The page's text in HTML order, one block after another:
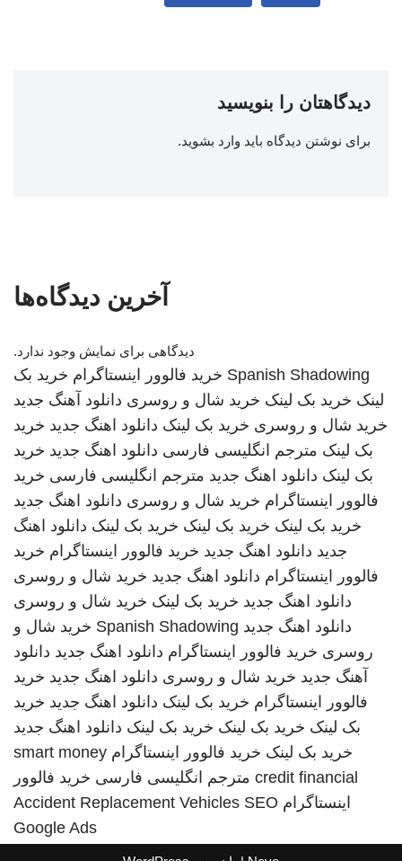
دیدگاهتان را بنویسید
برای نوشتن دیدگاه باید وارد بشوید.
آخرین دیدگاه‌ها
دیدگاهی برای نمایش وجود ندارد.
Spanish Shadowing خرید فالوور اینستاگرام خرید بک
لینک خرید بک لینک خرید شال و روسری دانلود آهنگ جدید
خرید شال و روسری خرید بک لینک دانلود اهنگ جدید خرید
بک لینک مترجم انگلیسی فارسی دانلود اهنگ جدید خرید
بک لینک دانلود اهنگ جدید مترجم انگلیسی فارسی خرید
فالوور اینستاگرام خرید شال و روسری دانلود اهنگ جدید
خرید بک لینک خرید بک لینک خرید بک لینک دانلود اهنگ
جدید دانلود اهنگ جدید خرید فالوور اینستاگرام خرید
فالوور اینستاگرام دانلود اهنگ جدید خرید شال و روسری
دانلود اهنگ جدید خرید بک لینک خرید شال و روسری
دانلود اهنگ جدید Spanish Shadowing خرید شال و
روسری خرید فالوور اینستاگرام دانلود اهنگ جدید دانلود
آهنگ جدید خرید شال و روسری دانلود اهنگ جدید خرید
فالوور اینستاگرام خرید بک لینک دانلود اهنگ جدید خرید
بک لینک خرید بک لینک خرید بک لینک دانلود اهنگ جدید
خرید بک لینک خرید فالوور اینستاگرام smart money
credit financial مترجم انگلیسی فارسی خرید فالوور
اینستاگرام
Accident Replacement Vehicles SEO
Google Ads